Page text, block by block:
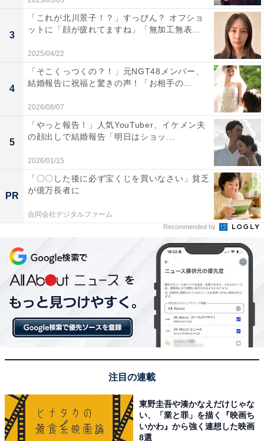
3
「これが北川景子！？」すっぴん？ オフショ
ットに「顔が疲れてますね」「無加工無表...
2025/04/22
4
「そこくっつくの？！」元NGT48メンバー、
結婚報告に祝福と驚きの声！「お相手の...
2026/08/07
5
「やっと報告！」人気YouTuber、イケメン夫
の顔出しで結婚報告「明日はショッ...
2026/01/15
PR
「〇〇した後に必ず宝くじを買いなさい」貧乏
が億万長者に
合同会社デジタルファーム
Recommended by
注目の連載
東野圭吾や湊かなえだけじゃな
い、「業と罪」を描く『映画ち
いかわ』から強く連想した映画
8選